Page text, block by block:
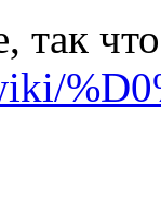
так